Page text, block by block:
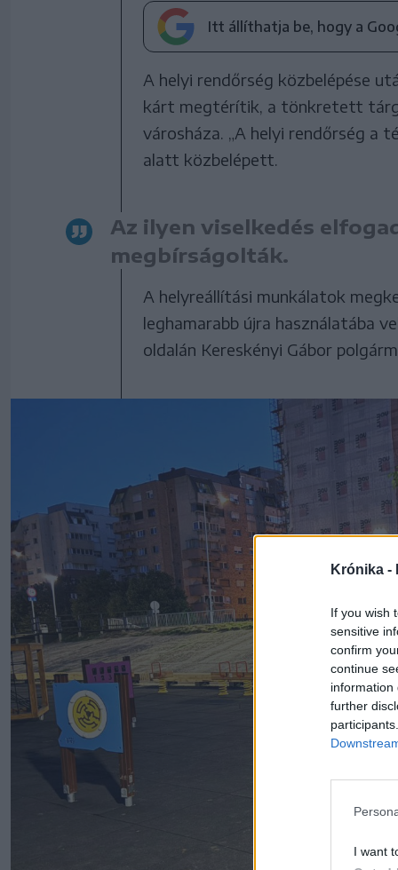
Krónika -
If you wish
sensitive
confirm
continue
information
further
I want
Itt állíthatja be, hogy a
A helyi rendőrség közbelépése
kárt megtérítik, a tönkretett
városháza. „A helyi rendőrség a
alatt közbelépett.
Az ilyen viselkedés
megbírságolták.
A helyreállítási munkálatok
leghamarabb újra használatába
oldalán Kereskényi Gábor